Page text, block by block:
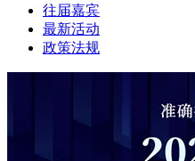
往届嘉宾
最新活动
政策法规